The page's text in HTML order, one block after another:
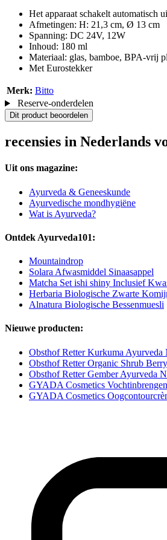
Het apparaat schakelt automatisch
Afmetingen: H: 21,3 cm, Ø 13 cm
Spanning: DC 24V, 12W
Inhoud: 180 ml
Materiaal: glas, bamboe, BPA-vrij
Met Eurostekker
Merk: Bitto
Reserve-onderdelen
Dit product beoordelen
recensies in Nederlands
Uit ons magazine:
Ayurveda & Geneeskunde
Ayurvedische mondhygiëne
Wat is Ayurveda?
Ontdek Ayurveda101:
Mountaindrop
Solara Afwasmiddel Sinaasappel
Matcha Set ishi shiny Inclusief
Herbaria Biologische Zwarte
Alnatura Biologische Bessenmuesli
Nieuwe producten:
Obsthof Retter Kurkuma Ayurveda
Obsthof Retter Organic Shrub
Obsthof Retter Gember Ayurveda
GYADA Cosmetics
GYADA Cosmetics